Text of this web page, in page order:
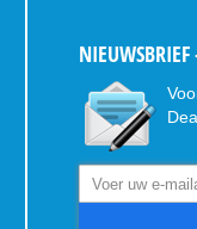
Abonneer
u